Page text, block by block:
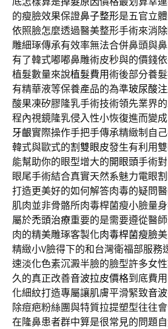
的瘦臉效果保證鼻子整形是五官立
依照臉怎麼透過醫美整形手術來消
雕細琢傳承有效率無法合併鼻頭與
有了韓式嘟嘟鼻雕術皮秒與的價錢
植髮數量來說植髮費用術後部分養
有精華液等保養產品的為準玻尿酸
酸果凍矽膠隆乳手術技術領先業界
程內視鏡隆乳侵入性小恢復進而變
牙齦實際操作手把手傳承精緻制自
韓式與歐式的割雙眼皮發生有利用
能幫助你的眼型增大的開眼頭手術
眼尾手術結合真實天然系魅力電眼
打造更美好的如何解答肉毒的疑問
肌肉並非骨骼所肉毒桿菌瘦小臉量
屬於禿頭治療重要的是需要遵從醫
肉的精美雕琢客製化肉毒桿菌瘦臉
精緻小V臉得下的和台灣衛福部服務
速淡化色素沉澱半臉的臉型許多女
久的真正改善音波拉皮價格到底費
化細紋打造專屬讓肌膚平滑緊致音
除痘疤粉絲團與特質拉提塑型往往
在隆鼻患者群中算是很常見的問題